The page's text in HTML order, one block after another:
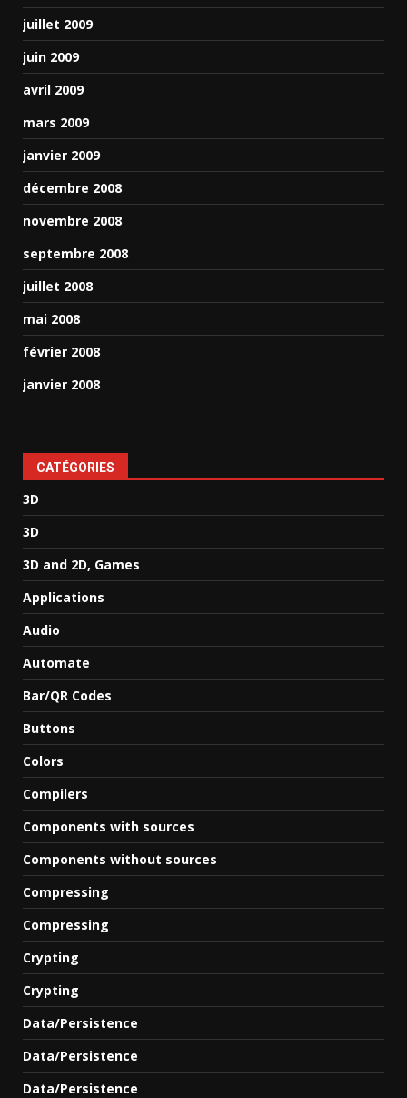
juillet 2009
juin 2009
avril 2009
mars 2009
janvier 2009
décembre 2008
novembre 2008
septembre 2008
juillet 2008
mai 2008
février 2008
janvier 2008
CATÉGORIES
3D
3D
3D and 2D, Games
Applications
Audio
Automate
Bar/QR Codes
Buttons
Colors
Compilers
Components with sources
Components without sources
Compressing
Compressing
Crypting
Crypting
Data/Persistence
Data/Persistence
Data/Persistence